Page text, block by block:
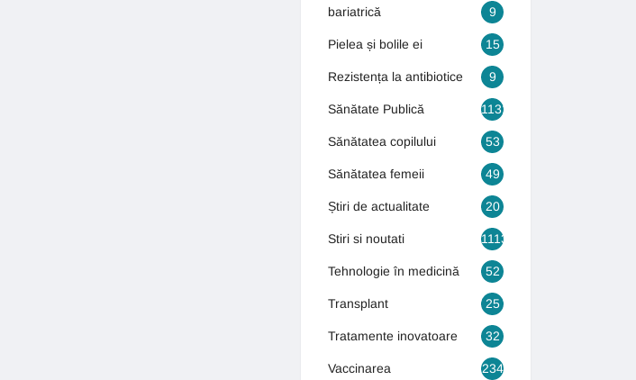
bariatrică
9
Pielea și bolile ei 15
Rezistența la antibiotice 9
Sănătate Publică 1131
Sănătatea copilului 53
Sănătatea femeii 49
Știri de actualitate 20
Stiri si noutati 1113
Tehnologie în medicină 52
Transplant 25
Tratamente inovatoare 32
Vaccinarea 234